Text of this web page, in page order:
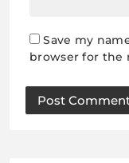
Save my
browser for the